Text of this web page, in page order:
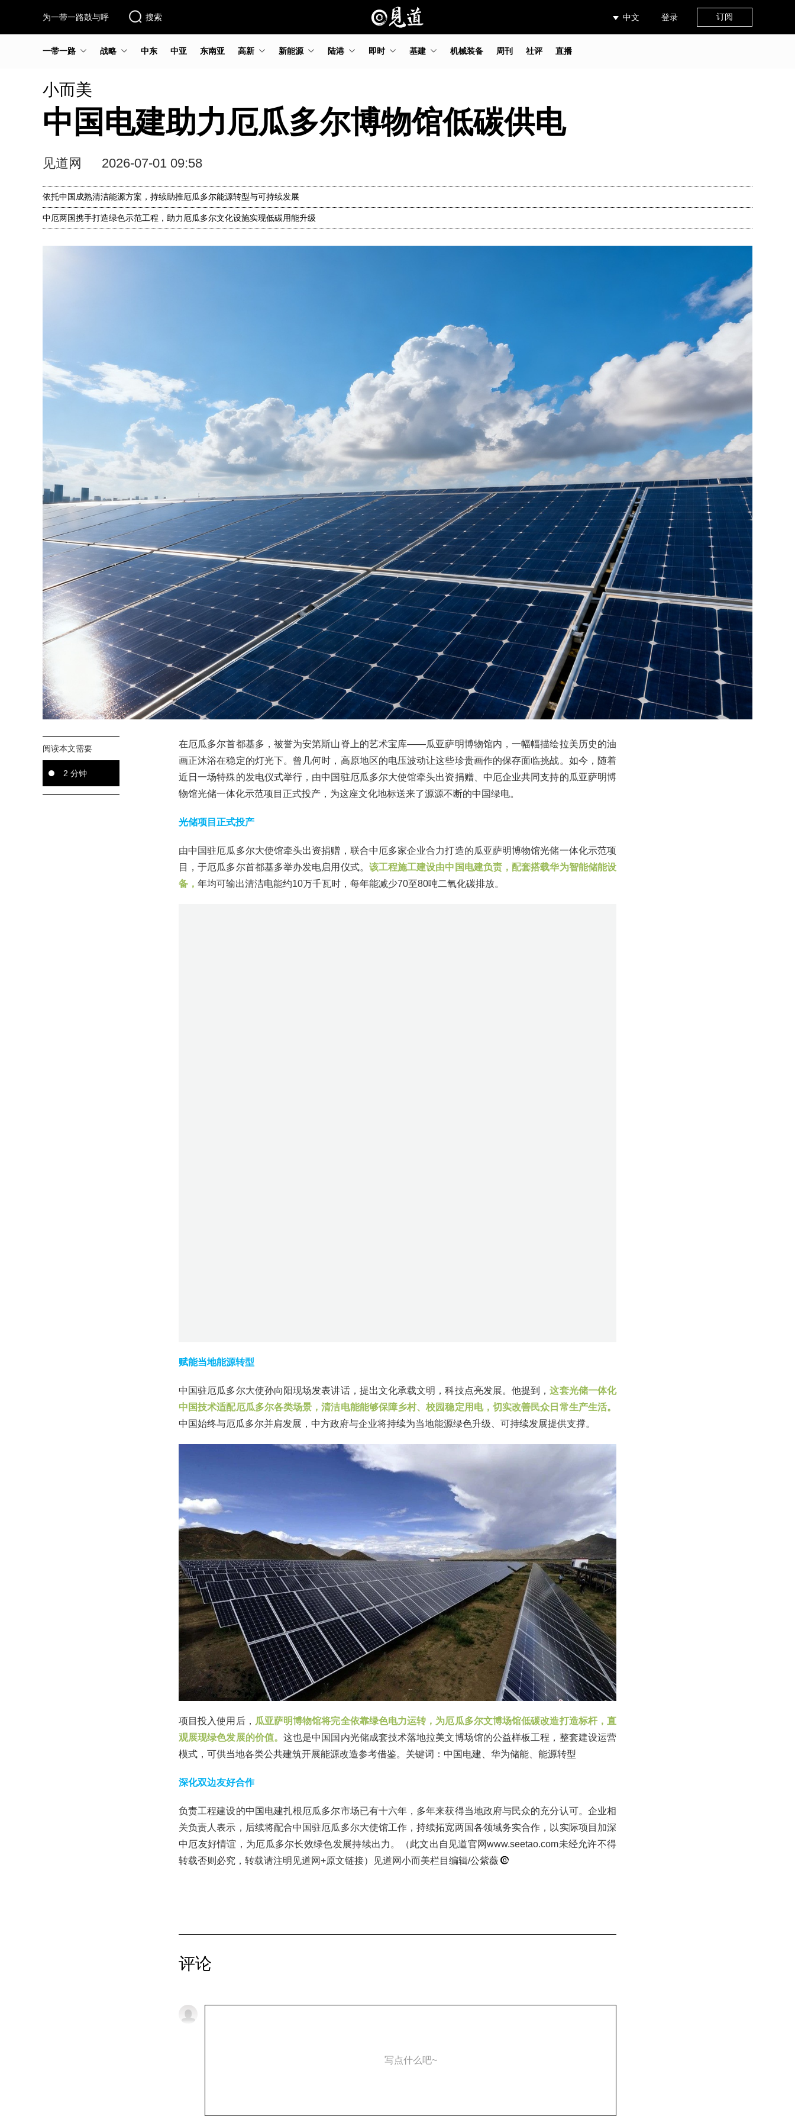
为一带一路鼓与呼 搜索 中文 登录 订阅
一带一路 战略 中东 中亚 东南亚 高新 新能源 陆港 即时 基建 机械装备 周刊 社评 直播
小而美
中国电建助力厄瓜多尔博物馆低碳供电
见道网 2026-07-01 09:58
依托中国成熟清洁能源方案，持续助推厄瓜多尔能源转型与可持续发展
中厄两国携手打造绿色示范工程，助力厄瓜多尔文化设施实现低碳用能升级
阅读本文需要
2 分钟
在厄瓜多尔首都基多，被誉为安第斯山脊上的艺术宝库——瓜亚萨明博物馆内，一幅幅描绘拉美历史的油
画正沐浴在稳定的灯光下。曾几何时，高原地区的电压波动让这些珍贵画作的保存面临挑战。如今，随着
近日一场特殊的发电仪式举行，由中国驻厄瓜多尔大使馆牵头出资捐赠、中厄企业共同支持的瓜亚萨明博
物馆光储一体化示范项目正式投产，为这座文化地标送来了源源不断的中国绿电。
光储项目正式投产
由中国驻厄瓜多尔大使馆牵头出资捐赠，联合中厄多家企业合力打造的瓜亚萨明博物馆光储一体化示范项
目，于厄瓜多尔首都基多举办发电启用仪式。 该工程施工建设由中国电建负责，配套搭载华为智能储能设
备， 年均可输出清洁电能约10万千瓦时，每年能减少70至80吨二氧化碳排放。
赋能当地能源转型
中国驻厄瓜多尔大使孙向阳现场发表讲话，提出文化承载文明，科技点亮发展。他提到，这套光储一体化
中国技术适配厄瓜多尔各类场景，清洁电能能够保障乡村、校园稳定用电，切实改善民众日常生产生活。
中国始终与厄瓜多尔并肩发展，中方政府与企业将持续为当地能源绿色升级、可持续发展提供支撑。
项目投入使用后， 瓜亚萨明博物馆将完全依靠绿色电力运转，为厄瓜多尔文博场馆低碳改造打造标杆，直
观展现绿色发展的价值。 这也是中国国内光储成套技术落地拉美文博场馆的公益样板工程，整套建设运营
模式，可供当地各类公共建筑开展能源改造参考借鉴。关键词：中国电建、华为储能、能源转型
深化双边友好合作
负责工程建设的中国电建扎根厄瓜多尔市场已有十六年，多年来获得当地政府与民众的充分认可。企业相
关负责人表示，后续将配合中国驻厄瓜多尔大使馆工作，持续拓宽两国各领域务实合作，以实际项目加深
中厄友好情谊，为厄瓜多尔长效绿色发展持续出力。（此文出自见道官网www.seetao.com未经允许不得
转载否则必究，转载请注明见道网+原文链接）见道网小而美栏目编辑/公紫薇
评论
写点什么吧~